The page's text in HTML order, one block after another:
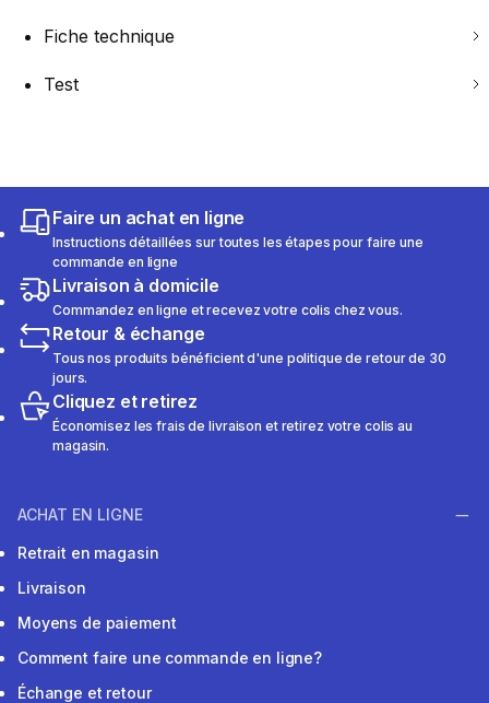
Fiche technique
Test
Faire un achat en ligne
Instructions détaillées sur toutes les étapes pour faire une
commande en ligne
Livraison à domicile
Commandez en ligne et recevez votre colis chez vous.
Retour & échange
Tous nos produits bénéficient d'une politique de retour de 30
jours.
Cliquez et retirez
Économisez les frais de livraison et retirez votre colis au
magasin.
ACHAT EN LIGNE
Retrait en magasin
Livraison
Moyens de paiement
Comment faire une commande en ligne?
Échange et retour